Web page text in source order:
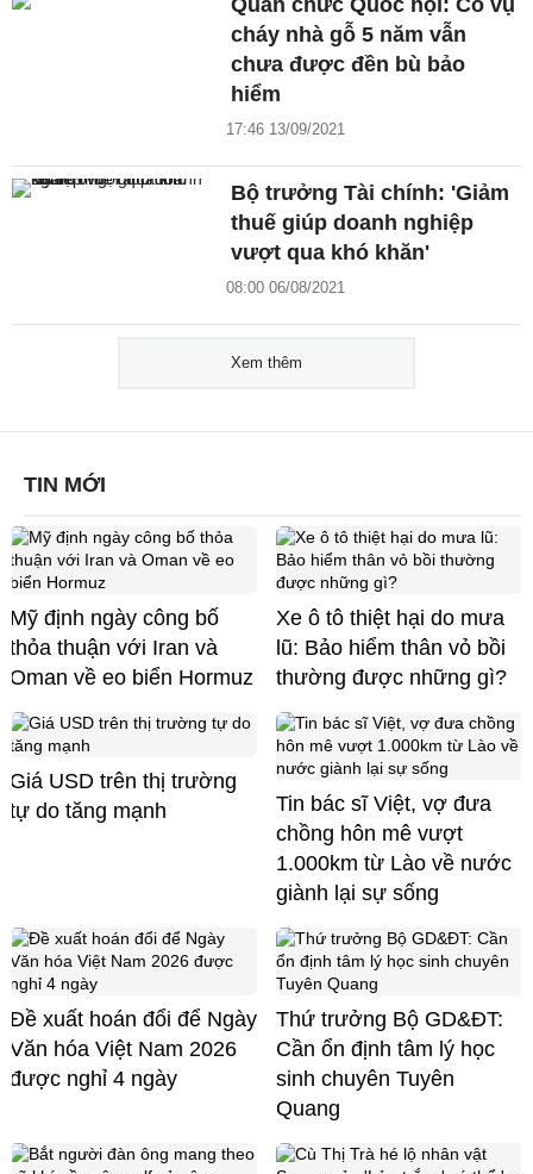
Quan chức Quốc hội: Có vụ
cháy nhà gỗ 5 năm vẫn
chưa được đền bù bảo
hiểm
17:46 13/09/2021
Bộ trưởng Tài chính: 'Giảm
thuế giúp doanh nghiệp
vượt qua khó khăn'
08:00 06/08/2021
Xem thêm
TIN MỚI
Mỹ định ngày công bố
thỏa thuận với Iran và
Oman về eo biển Hormuz
Xe ô tô thiệt hại do mưa
lũ: Bảo hiểm thân vỏ bồi
thường được những gì?
Giá USD trên thị trường
tự do tăng mạnh
Tin bác sĩ Việt, vợ đưa
chồng hôn mê vượt
1.000km từ Lào về nước
giành lại sự sống
Đề xuất hoán đổi để Ngày
Văn hóa Việt Nam 2026
được nghỉ 4 ngày
Thứ trưởng Bộ GD&ĐT:
Cần ổn định tâm lý học
sinh chuyên Tuyên
Quang